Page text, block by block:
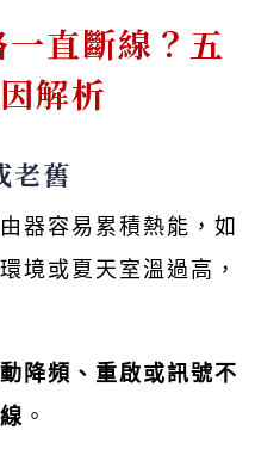
直斷線？五
解析
老舊
器容易累積熱能，如
境或夏天室溫過高，
降頻、重啟或訊號不
。